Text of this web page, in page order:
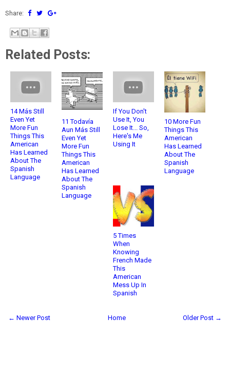
Share:
Related Posts:
14 Más Still
Even Yet
More Fun
Things This
American
Has Learned
About The
Spanish
Language
11 Todavía
Aun Más Still
Even Yet
More Fun
Things This
American
Has Learned
About The
Spanish
Language
If You Don't
Use It, You
Lose It... So,
Here's Me
Using It
10 More Fun
Things This
American
Has Learned
About The
Spanish
Language
5 Times
When
Knowing
French Made
This
American
Mess Up In
Spanish
← Newer Post Older Post →
Home